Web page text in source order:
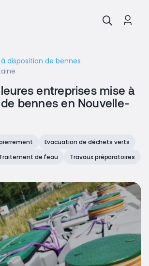
disposition de bennes
entreprises mise à
bennes en Nouvelle-
Evacuation de déchets verts
de l'eau Travaux préparatoires